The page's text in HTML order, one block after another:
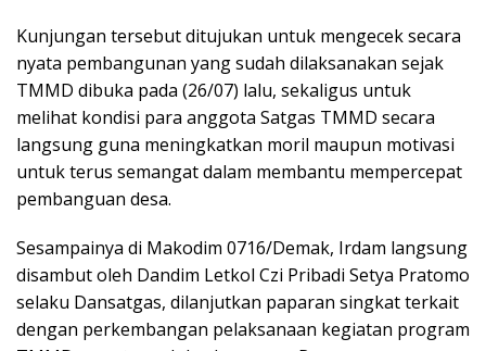
Kunjungan tersebut ditujukan untuk mengecek secara
nyata pembangunan yang sudah dilaksanakan sejak
TMMD dibuka pada (26/07) lalu, sekaligus untuk
melihat kondisi para anggota Satgas TMMD secara
langsung guna meningkatkan moril maupun motivasi
untuk terus semangat dalam membantu mempercepat
pembanguan desa.
Sesampainya di Makodim 0716/Demak, Irdam langsung
disambut oleh Dandim Letkol Czi Pribadi Setya Pratomo
selaku Dansatgas, dilanjutkan paparan singkat terkait
dengan perkembangan pelaksanaan kegiatan program